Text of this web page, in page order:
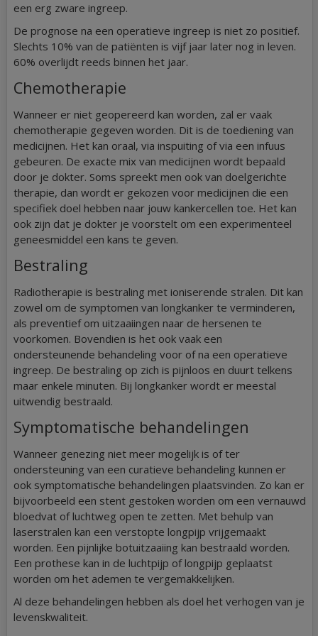
een erg zware ingreep.
De prognose na een operatieve ingreep is niet zo positief.
Slechts 10% van de patiënten is vijf jaar later nog in leven.
60% overlijdt reeds binnen het jaar.
Chemotherapie
Wanneer er niet geopereerd kan worden, zal er vaak
chemotherapie gegeven worden. Dit is de toediening van
medicijnen. Het kan oraal, via inspuiting of via een infuus
gebeuren. De exacte mix van medicijnen wordt bepaald
door je dokter. Soms spreekt men ook van doelgerichte
therapie, dan wordt er gekozen voor medicijnen die een
specifiek doel hebben naar jouw kankercellen toe. Het kan
ook zijn dat je dokter je voorstelt om een experimenteel
geneesmiddel een kans te geven.
Bestraling
Radiotherapie is bestraling met ioniserende stralen. Dit kan
zowel om de symptomen van longkanker te verminderen,
als preventief om uitzaaiingen naar de hersenen te
voorkomen. Bovendien is het ook vaak een
ondersteunende behandeling voor of na een operatieve
ingreep. De bestraling op zich is pijnloos en duurt telkens
maar enkele minuten. Bij longkanker wordt er meestal
uitwendig bestraald.
Symptomatische behandelingen
Wanneer genezing niet meer mogelijk is of ter
ondersteuning van een curatieve behandeling kunnen er
ook symptomatische behandelingen plaatsvinden. Zo kan er
bijvoorbeeld een stent gestoken worden om een vernauwd
bloedvat of luchtweg open te zetten. Met behulp van
laserstralen kan een verstopte longpijp vrijgemaakt
worden. Een pijnlijke botuitzaaiing kan bestraald worden.
Een prothese kan in de luchtpijp of longpijp geplaatst
worden om het ademen te vergemakkelijken.
Al deze behandelingen hebben als doel het verhogen van je
levenskwaliteit.